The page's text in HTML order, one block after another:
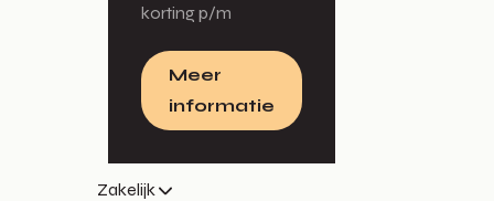
korting p/m
Meer
informatie
Zakelijk